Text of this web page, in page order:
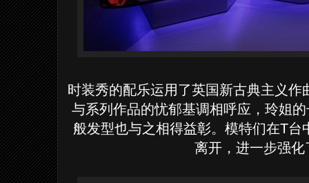
时装秀的配乐运用了英国新古典主义
与系列作品的忧郁基调相呼应，玲姐
般发型也与之相得益彰。模特们在T
离开，进一步强